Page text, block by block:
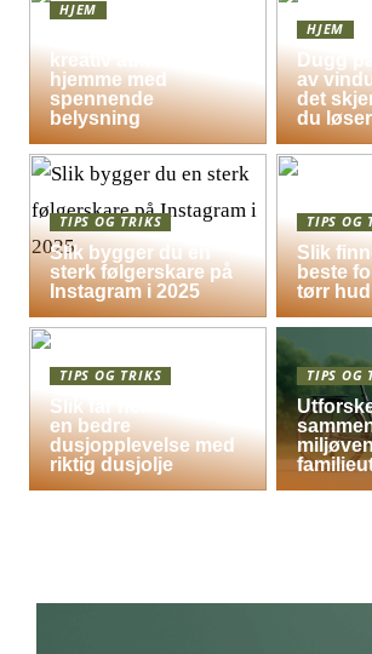
HJEM
kreativ atmosfære
hjemme med
spennende
belysning
HJEM
Dugg
av
det
du
TIPS OG TRIKS
Slik bygger du en
sterk følgerskare på
Instagram i 2025
TIPS OG
Slik
beste
tørr hud
TIPS OG TRIKS
Slik får hele familien
en bedre
dusjopplevelse med
riktig dusjolje
TIPS OG